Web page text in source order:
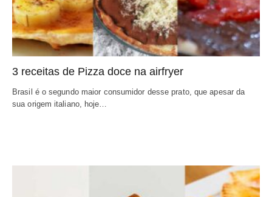
3 receitas de Pizza doce na airfryer
Brasil é o segundo maior consumidor desse prato, que apesar da
sua origem italiano, hoje…